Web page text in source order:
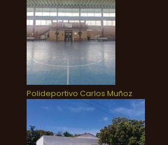
Polideportivo Carlos Muñoz